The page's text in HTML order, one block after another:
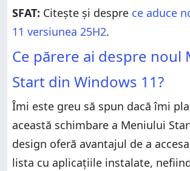
SFAT: Citește și despre ce aduce
11 versiunea 25H2.
Ce părere ai despre noul
Start din Windows 11?
Îmi este greu să spun dacă îmi
această schimbare a Meniului
design oferă avantajul de a
lista cu aplicațiile instalate,